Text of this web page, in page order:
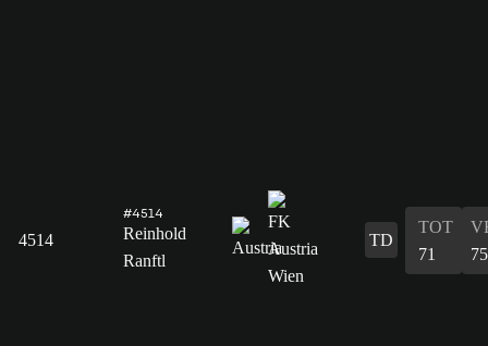
4514
#4514
Reinhold
Ranftl
TD
TOT
71
75